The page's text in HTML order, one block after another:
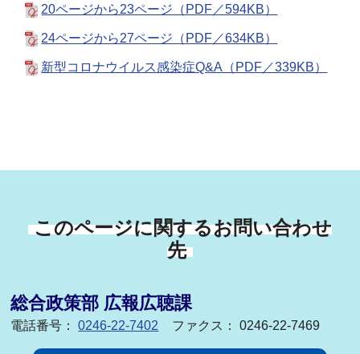
20ページから23ページ（PDF／594KB）
24ページから27ページ（PDF／634KB）
新型コロナウイルス感染症Q&A（PDF／339KB）
このページに関するお問い合わせ
先
総合政策部 広報広聴課
電話番号：0246-22-7402 ファクス： 0246-22-7469